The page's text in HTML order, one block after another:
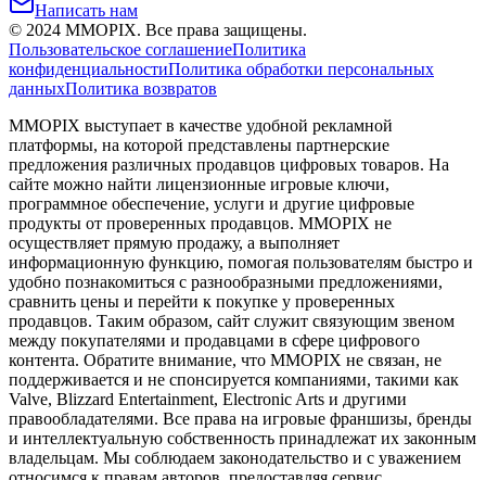
Написать нам
© 2024 MMOPIX. Все права защищены.
Пользовательское соглашениеПолитика
конфиденциальностиПолитика обработки персональных
данныхПолитика возвратов
MMOPIX выступает в качестве удобной рекламной
платформы, на которой представлены партнерские
предложения различных продавцов цифровых товаров. На
сайте можно найти лицензионные игровые ключи,
программное обеспечение, услуги и другие цифровые
продукты от проверенных продавцов. MMOPIX не
осуществляет прямую продажу, а выполняет
информационную функцию, помогая пользователям быстро и
удобно познакомиться с разнообразными предложениями,
сравнить цены и перейти к покупке у проверенных
продавцов. Таким образом, сайт служит связующим звеном
между покупателями и продавцами в сфере цифрового
контента. Обратите внимание, что MMOPIX не связан, не
поддерживается и не спонсируется компаниями, такими как
Valve, Blizzard Entertainment, Electronic Arts и другими
правообладателями. Все права на игровые франшизы, бренды
и интеллектуальную собственность принадлежат их законным
владельцам. Мы соблюдаем законодательство и с уважением